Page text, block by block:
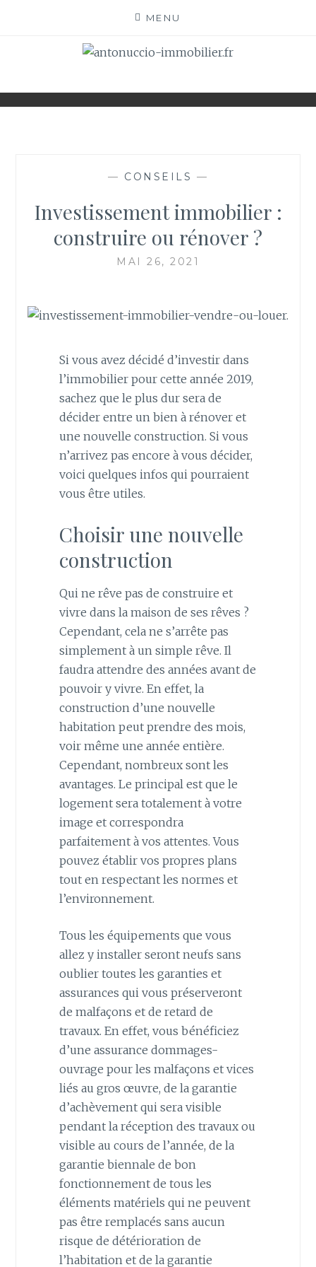
MENU
IMMOBILIER.FR
— CONSEILS —
Investissement immobilier :
construire ou rénover ?
MAI 26, 2021
Si vous avez décidé d’investir dans
l’immobilier pour cette année 2019,
sachez que le plus dur sera de
décider entre un bien à rénover et
une nouvelle construction. Si vous
n’arrivez pas encore à vous décider,
voici quelques infos qui pourraient
vous être utiles.
Choisir une nouvelle
construction
Qui ne rêve pas de construire et
vivre dans la maison de ses rêves ?
Cependant, cela ne s’arrête pas
simplement à un simple rêve. Il
faudra attendre des années avant de
pouvoir y vivre. En effet, la
construction d’une nouvelle
habitation peut prendre des mois,
voir même une année entière.
Cependant, nombreux sont les
avantages. Le principal est que le
logement sera totalement à votre
image et correspondra
parfaitement à vos attentes. Vous
pouvez établir vos propres plans
tout en respectant les normes et
l’environnement.
Tous les équipements que vous
allez y installer seront neufs sans
oublier toutes les garanties et
assurances qui vous préserveront
de malfaçons et de retard de
travaux. En effet, vous bénéficiez
d’une assurance dommages-
ouvrage pour les malfaçons et vices
liés au gros œuvre, de la garantie
d’achèvement qui sera visible
pendant la réception des travaux ou
visible au cours de l’année, de la
garantie biennale de bon
fonctionnement de tous les
éléments matériels qui ne peuvent
pas être remplacés sans aucun
risque de détérioration de
l’habitation et de la garantie